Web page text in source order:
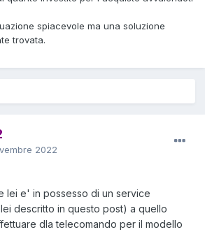
spiacevole ma una soluzione
trovata.
2022
lei e' in possesso di un service
descritto in questo post) a quello
dla telecomando per il modello